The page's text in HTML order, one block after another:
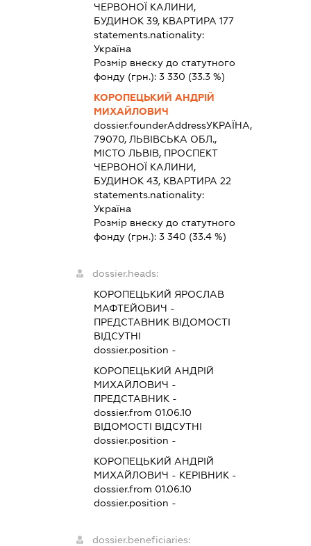
ЧЕРВОНОЇ КАЛИНИ,
БУДИНОК 39, КВАРТИРА 177
statements.nationality:
Україна
Розмір внеску до статутного
фонду (грн.): 3 330 (33.3 %)
КОРОПЕЦЬКИЙ АНДРІЙ
МИХАЙЛОВИЧ
dossier.founderAddressУКРАЇНА,
79070, ЛЬВІВСЬКА ОБЛ.,
МІСТО ЛЬВІВ, ПРОСПЕКТ
ЧЕРВОНОЇ КАЛИНИ,
БУДИНОК 43, КВАРТИРА 22
statements.nationality:
Україна
Розмір внеску до статутного
фонду (грн.): 3 340 (33.4 %)
dossier.heads:
КОРОПЕЦЬКИЙ ЯРОСЛАВ
МАФТЕЙОВИЧ -
ПРЕДСТАВНИК ВІДОМОСТІ
ВІДСУТНІ
dossier.position -
КОРОПЕЦЬКИЙ АНДРІЙ
МИХАЙЛОВИЧ -
ПРЕДСТАВНИК -
dossier.from 01.06.10
ВІДОМОСТІ ВІДСУТНІ
dossier.position -
КОРОПЕЦЬКИЙ АНДРІЙ
МИХАЙЛОВИЧ - КЕРІВНИК -
dossier.from 01.06.10
dossier.position -
dossier.beneficiaries: